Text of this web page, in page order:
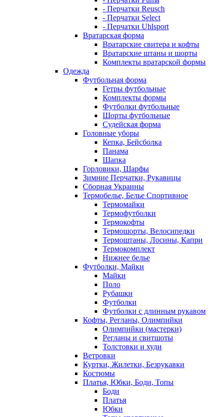
- Перчатки Reusch
- Перчатки Select
- Перчатки Uhlsport
Вратарская форма
Вратарские свитера и кофты
Вратарские штаны и шорты
Комплекты вратарской формы
Одежда
Футбольная форма
Гетры футбольные
Комплекты формы
Футболки футбольные
Шорты футбольные
Судейская форма
Головные уборы
Кепка, Бейсболка
Панама
Шапка
Горловики, Шарфы
Зимние Перчатки, Рукавицы
Сборная Украины
Термобелье, Белье Спортивное
Термомайки
Термофутболки
Термокофты
Термошорты, Велосипедки
Термоштаны, Лосины, Капри
Термокомплект
Нижнее белье
Футболки, Майки
Майки
Поло
Рубашки
Футболки
Футболки с длинным рукавом
Кофты, Регланы, Олимпийки
Олимпийки (мастерки)
Регланы и свитшоты
Толстовки и худи
Ветровки
Куртки, Жилетки, Безрукавки
Костюмы
Платья, Юбки, Боди, Топы
Боди
Платья
Юбки